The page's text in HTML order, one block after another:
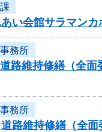
あい会館サラマン
務所
路維持修繕（全
務所
路維持修繕（全